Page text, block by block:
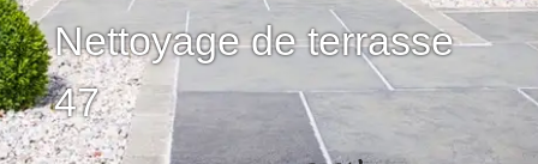
Nettoyage de terrasse
47